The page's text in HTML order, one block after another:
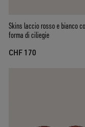
Skins laccio rosso e bianco
forma di ciliegie
CHF 170